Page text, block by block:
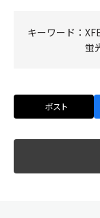
キーワード：
蛍
ポスト